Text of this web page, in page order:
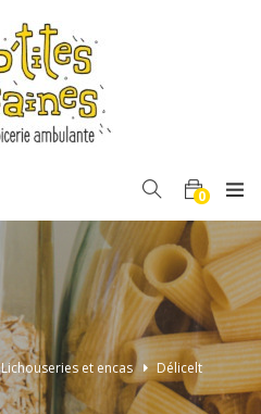
0
Lichouseries et encas > Délicelt